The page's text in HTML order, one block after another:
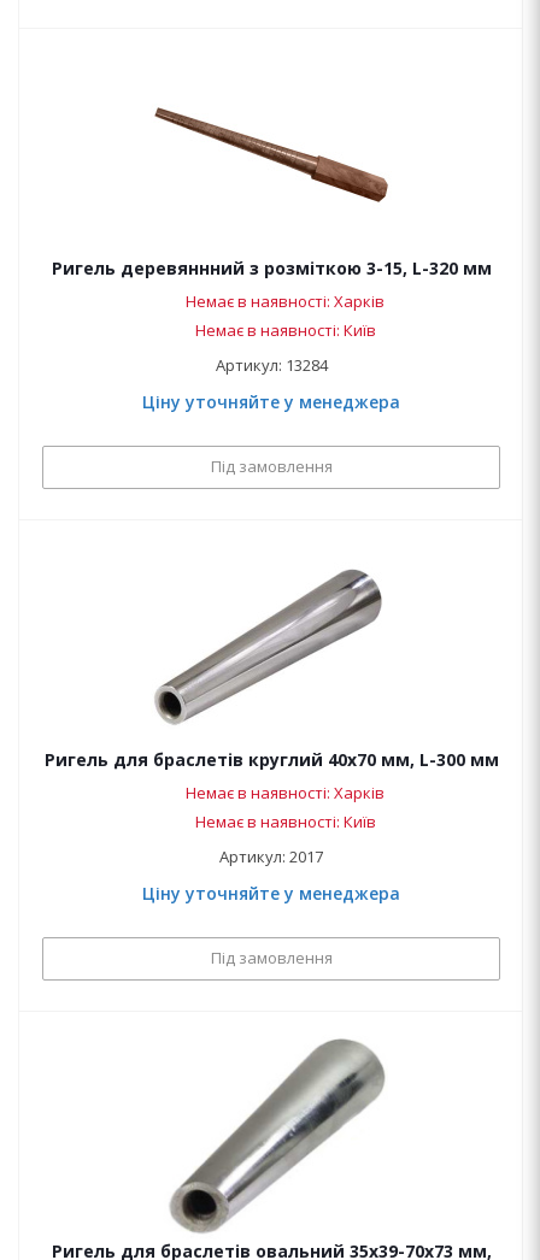
Ригель деревяннний з розміткою 3-15, L-320 мм
Немає в наявності: Харків
Немає в наявності: Київ
Артикул: 13284
Ціну уточняйте у менеджера
Під замовлення
Ригель для браслетів круглий 40х70 мм, L-300 мм
Немає в наявності: Харків
Немає в наявності: Київ
Артикул: 2017
Ціну уточняйте у менеджера
Під замовлення
Ригель для браслетів овальний 35х39-70х73 мм,